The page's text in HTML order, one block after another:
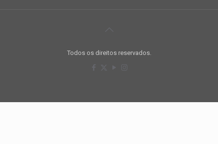
Todos os direitos reservados.